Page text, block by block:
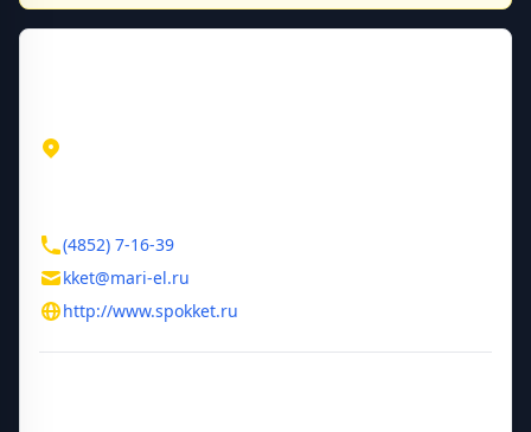
(4852) 7-16-39
kket@mari-el.ru
http://www.spokket.ru